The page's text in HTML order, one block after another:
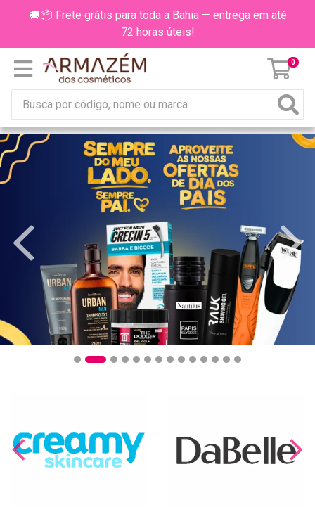
🚚📦 Frete grátis para toda a Bahia — entrega em até
72 horas úteis!
0